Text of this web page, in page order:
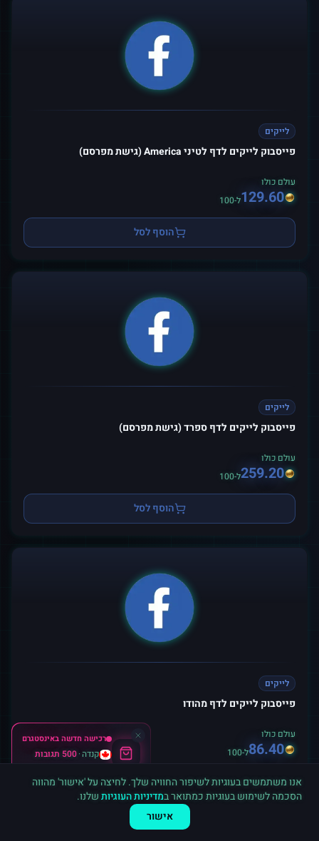
לייקים
פייסבוק לייקים לדף לטיני America (גישת מפרסם)
עולם כולו
129.60ל-100
הוסף לסל
לייקים
פייסבוק לייקים לדף ספרד (גישת מפרסם)
עולם כולו
259.20ל-100
הוסף לסל
לייקים
פייסבוק לייקים לדף מהודו
עולם כולו
86.40ל-100
הוסף לסל
רכישה חדשה באינסטגרם
קנדה·500 תגובות
אנו משתמשים בעוגיות לשיפור החוויה שלך. לחיצה על 'אישור' מהווה
הסכמה לשימוש בעוגיות כמתואר במדיניות העוגיותשלנו.
אישור